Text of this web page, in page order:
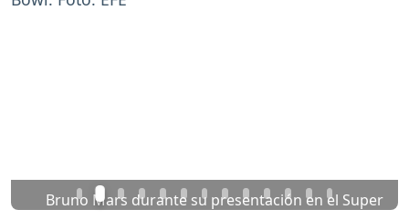
Bruno Mars durante su presentación en el Super